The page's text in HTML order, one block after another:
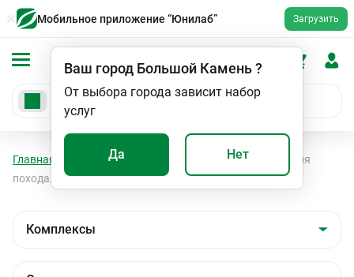
Мобильное приложение “Юнилаб” Загрузить
Ваш город Большой Камень?
От выбора города зависит набор
услуг
Да Нет
Главная Анализы Спорт
Энергия
похода. Базовый